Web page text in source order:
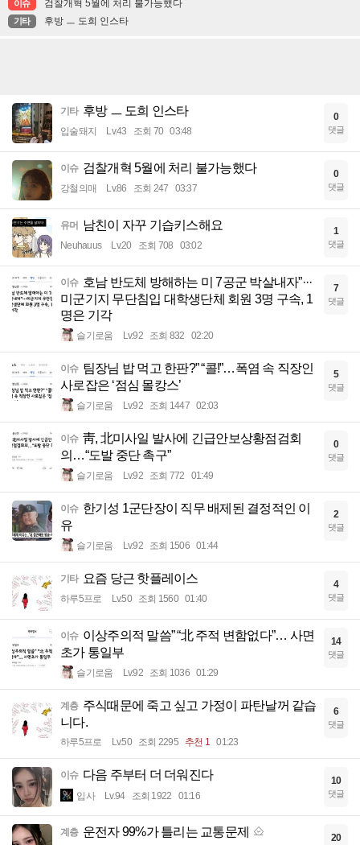
이슈 검찰개혁 5월에 처리 불가능했다
기타 후방 ㅡ 도희 인스타
기타 후방 ㅡ 도희 인스타
입술돼지 Lv.43 조회 70 03:48
0
댓글
이슈 검찰개혁 5월에 처리 불가능했다
강철의매 Lv.86 조회 247 03:37
0
댓글
유머 남친이 자꾸 기습키스해요
Neuhauus Lv.20 조회 708 03:02
1
댓글
이슈 호남 반도체 방해하는 미 7공군 박살내자”···
미군기지 무단침입 대학생단체 회원 3명 구속, 1
명은 기각
슬기로움 Lv.92 조회 832 02:20
7
댓글
이슈 팀장님 밥 먹고 한판?” “콜!”…폭염 속 직장인
사로잡은 ‘점심 몰캉스’
슬기로움 Lv.92 조회 1447 02:03
5
댓글
이슈 靑, 北미사일 발사에 긴급안보상황점검회
의…“도발 중단 촉구”
슬기로움 Lv.92 조회 772 01:49
0
댓글
이슈 한기성 1군단장이 직무 배제된 결정적인 이
유
슬기로움 Lv.92 조회 1506 01:44
2
댓글
기타 요즘 당근 핫플레이스
하루5프로 Lv.50 조회 1560 01:40
4
댓글
이슈 이상주의적 말씀” “北 주적 변함없다”… 사면
초가 통일부
슬기로움 Lv.92 조회 1036 01:29
14
댓글
계층 주식때문에 죽고 싶고 가정이 파탄날꺼 같습
니다.
하루5프로 Lv.50 조회 2295 추천 1 01:23
6
댓글
이슈 다음 주부터 더 더워진다
입사 Lv.94 조회 1922 01:16
10
댓글
계층 운전자 99%가 틀리는 교통문제 20